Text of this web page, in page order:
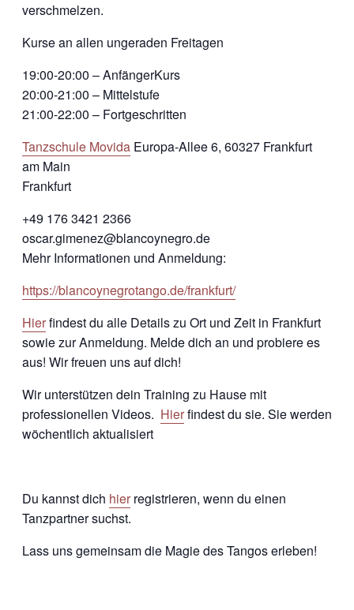
verschmelzen.
Kurse an allen ungeraden Freitagen
19:00-20:00 – AnfängerKurs
20:00-21:00 – Mittelstufe
21:00-22:00 – Fortgeschritten
Tanzschule Movida Europa-Allee 6, 60327 Frankfurt
am Main
Frankfurt
+49 176 3421 2366
oscar.gimenez@blancoynegro.de
Mehr Informationen und Anmeldung:
https://blancoynegrotango.de/frankfurt/
Hierfindest du alle Details zu Ort und Zeit in Frankfurt
sowie zur Anmeldung. Melde dich an und probiere es
aus! Wir freuen uns auf dich!
Wir unterstützen dein Training zu Hause mit
professionellen Videos. Hierfindest du sie. Sie werden
wöchentlich aktualisiert
Du kannst dich hier registrieren, wenn du einen
Tanzpartner suchst.
Lass uns gemeinsam die Magie des Tangos erleben!